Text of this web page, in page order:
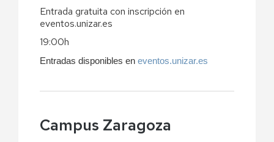
Entrada gratuita con inscripción en
eventos.unizar.es
19:00h
Entradas disponibles en eventos.unizar.es
Campus Zaragoza